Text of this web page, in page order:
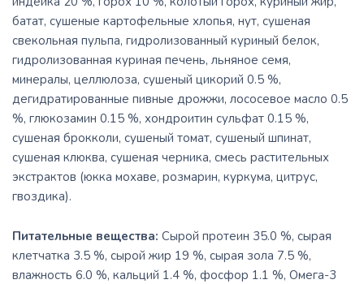
батат, сушеные картофельные хлопья, нут, сушеная
свекольная пульпа, гидролизованный куриный белок,
гидролизованная куриная печень, льняное семя,
минералы, целлюлоза, сушеный цикорий 0.5 %,
дегидратированные пивные дрожжи, лососевое масло 0.5
%, глюкозамин 0.15 %, хондроитин сульфат 0.15 %,
сушеная брокколи, сушеный томат, сушеный шпинат,
сушеная клюква, сушеная черника, смесь растительных
экстрактов (юкка мохаве, розмарин, куркума, цитрус,
гвоздика).
Питательные вещества: Сырой протеин 35.0 %, сырая
клетчатка 3.5 %, сырой жир 19 %, сырая зола 7.5 %,
влажность 6.0 %, кальций 1.4 %, фосфор 1.1 %, Омега-3